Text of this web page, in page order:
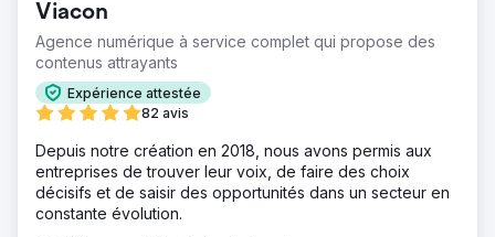
Viacon
Agence numérique à service complet qui propose des
contenus attrayants
Expérience attestée
82 avis
Depuis notre création en 2018, nous avons permis aux
entreprises de trouver leur voix, de faire des choix
décisifs et de saisir des opportunités dans un secteur en
constante évolution.